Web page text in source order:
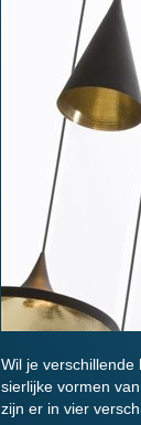
Wil je
sierlijke vormen
zijn er in vier